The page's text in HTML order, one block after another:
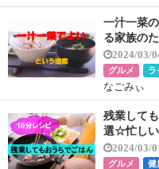
一汁一菜
る家族の
2024/03/
グルメ ラ
なごみぃ
残業して
選☆忙しい
2024/03/
グルメ 健